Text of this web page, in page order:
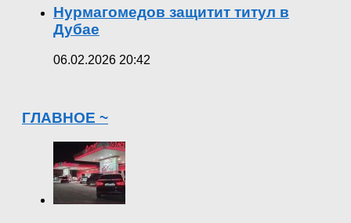
Нурмагомедов защитит титул в
Дубае
06.02.2026 20:42
ГЛАВНОЕ ~